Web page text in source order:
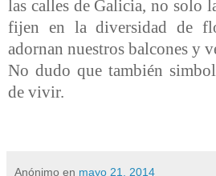
las calles de Galicia, no solo
fijen en la diversidad de
adornan nuestros balcones y
No dudo que también
de vivir.
Anónimo en mayo 21, 2014